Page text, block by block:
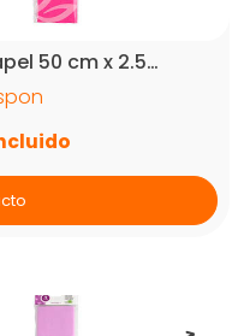
50 cm x 2.5…